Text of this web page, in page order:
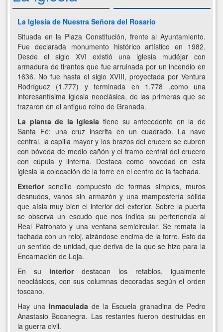
La Iglesia de Nuestra Señora del Rosario
Situada en la Plaza Constitución, frente al Ayuntamiento.
Fue declarada monumento histórico artístico en 1982.
Desde el siglo XVI existió una iglesia mudéjar con
armadura de tirantes que fue arruinada por un incendio en
1636. No fue hasta el siglo XVIII, proyectada por Ventura
Rodríguez (1.777) y terminada en 1.778 ,como una
interesantísima iglesia neoclásica, de las primeras que se
trazaron en el antiguo reino de Granada.
La planta de la Iglesia tiene su antecedente en la de
Santa Fé: una cruz inscrita en un cuadrado. La nave
central, la capilla mayor y los brazos del crucero se cubren
con bóveda de medio cañón y el tramo central del crucero
con cúpula y linterna. Destaca como novedad en esta
iglesia la colocación de la torre en el centro de la fachada.
Exteriorsencillo compuesto de formas simples, muros
desnudos, vanos sin armazón y una mampostería sólida
que aísla muy bien el interior del exterior. Sobre la puerta
se observa un escudo que nos indica su pertenencia al
Real Patronato y una ventana semicircular. Se remata la
fachada con un reloj, alzándose encima de la torre. Esto da
un sentido de unidad, que deriva de la que se hizo para la
Encarnación de Loja.
En su interiordestacan los retablos, igualmente
neoclásicos, con sus columnas decoradas según el orden
toscano.
Hay una Inmaculadade la Escuela granadina de Pedro
Anastasio Bocanegra. Las restantes fueron destruidas en
la guerra civil.